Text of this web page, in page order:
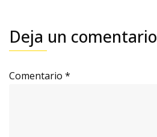
Deja un comentario
Comentario *